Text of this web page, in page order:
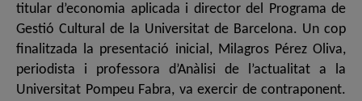
titular d’economia aplicada i director del Programa de
Gestió Cultural de la Universitat de Barcelona. Un cop
finalitzada la presentació inicial, Milagros Pérez Oliva,
periodista i professora d’Anàlisi de l’actualitat a la
Universitat Pompeu Fabra, va exercir de contraponent.